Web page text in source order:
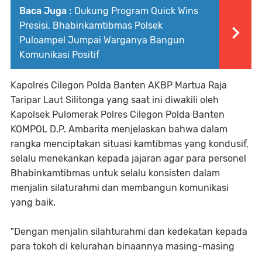
Baca Juga : Dukung Program Quick Wins
Presisi, Bhabinkamtibmas Polsek
Puloampel Jumpai Warganya Bangun
Komunikasi Positif
Kapolres Cilegon Polda Banten AKBP Martua Raja
Taripar Laut Silitonga yang saat ini diwakili oleh
Kapolsek Pulomerak Polres Cilegon Polda Banten
KOMPOL D.P. Ambarita menjelaskan bahwa dalam
rangka menciptakan situasi kamtibmas yang kondusif,
selalu menekankan kepada jajaran agar para personel
Bhabinkamtibmas untuk selalu konsisten dalam
menjalin silaturahmi dan membangun komunikasi
yang baik.
"Dengan menjalin silahturahmi dan kedekatan kepada
para tokoh di kelurahan binaannya masing-masing